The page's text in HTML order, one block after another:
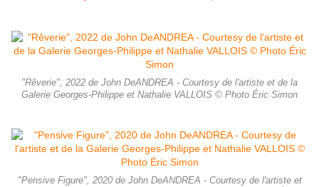
"Rêverie", 2022 de John DeANDREA - Courtesy de l'artiste et de la
Galerie Georges-Philippe et Nathalie VALLOIS © Photo Éric Simon
"Pensive Figure", 2020 de John DeANDREA - Courtesy de l'artiste et